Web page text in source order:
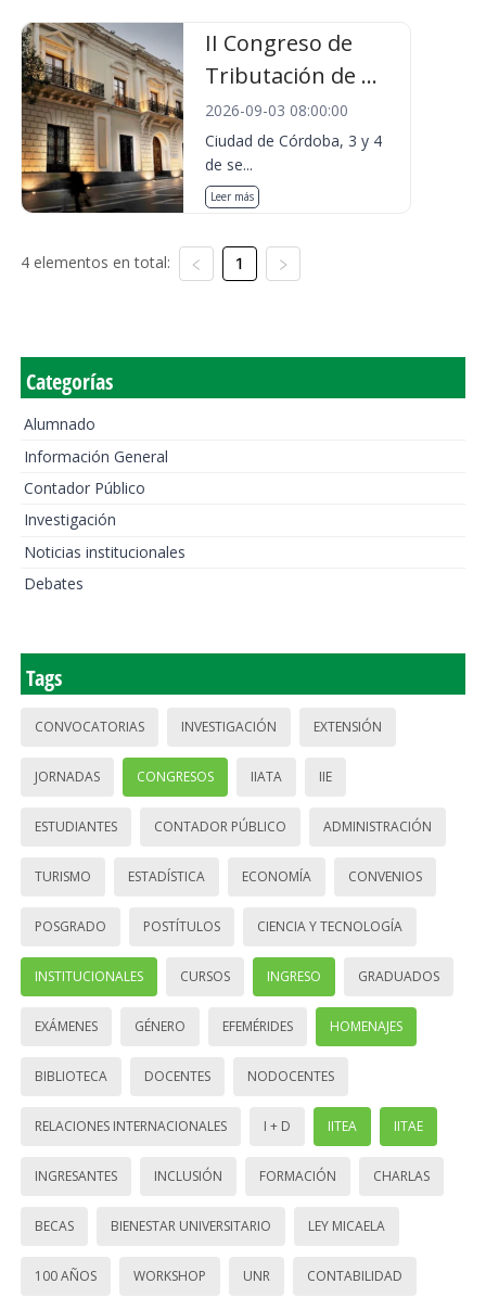
II Congreso de
Tributación de ...
2026-09-03 08:00:00
Ciudad de Córdoba, 3 y 4
de se...
Leer más
4 elementos en total: 1
Categorías
Alumnado
Información General
Contador Público
Investigación
Noticias institucionales
Debates
Tags
CONVOCATORIAS INVESTIGACIÓN EXTENSIÓN
JORNADAS CONGRESOS IIATA IIE
ESTUDIANTES CONTADOR PÚBLICO ADMINISTRACIÓN
TURISMO ESTADÍSTICA ECONOMÍA CONVENIOS
POSGRADO POSTÍTULOS CIENCIA Y TECNOLOGÍA
INSTITUCIONALES CURSOS INGRESO GRADUADOS
EXÁMENES GÉNERO EFEMÉRIDES HOMENAJES
BIBLIOTECA DOCENTES NODOCENTES
RELACIONES INTERNACIONALES I + D IITEA IITAE
INGRESANTES INCLUSIÓN FORMACIÓN CHARLAS
BECAS BIENESTAR UNIVERSITARIO LEY MICAELA
100 AÑOS WORKSHOP UNR CONTABILIDAD